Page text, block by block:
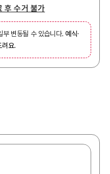
후 수거 불가
부 변동될 수 있습니다.예식·
려요.